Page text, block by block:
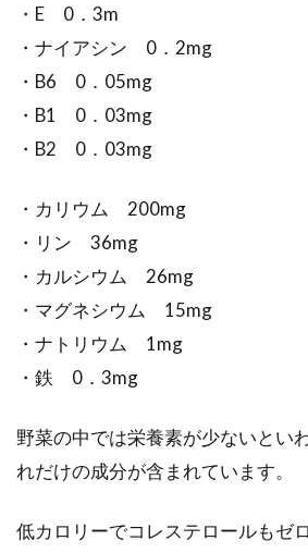
類」を指します...
知ですか？...
フランスは国土が広
れた農業国です。...
・E 0．3m
・ナイアシン 0．2mg
・B6 0．05mg
・B1 0．03mg
・B2 0．03mg
・カリウム 200mg
・リン 36mg
・カルシウム 26mg
・マグネシウム 15mg
・ナトリウム 1mg
・鉄 0．3mg
野菜の中では栄養素が少ないとい
れだけの成分が含まれています。
低カロリーでコレステロールもゼ